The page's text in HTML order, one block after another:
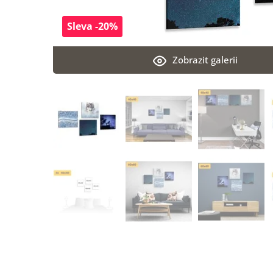
Zobrazit galerii
Sleva -20%